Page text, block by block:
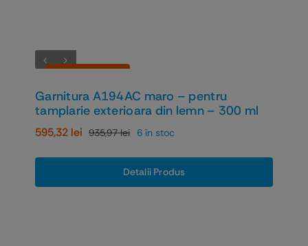
Economiseşti 36%
Garnitura A194AC maro – pentru
tamplarie exterioara din lemn – 300 ml
935,97leiPrețul
a
fost:
595,32 lei
Prețul
este:
595,32 lei.
6 în stoc
Detalii Produs